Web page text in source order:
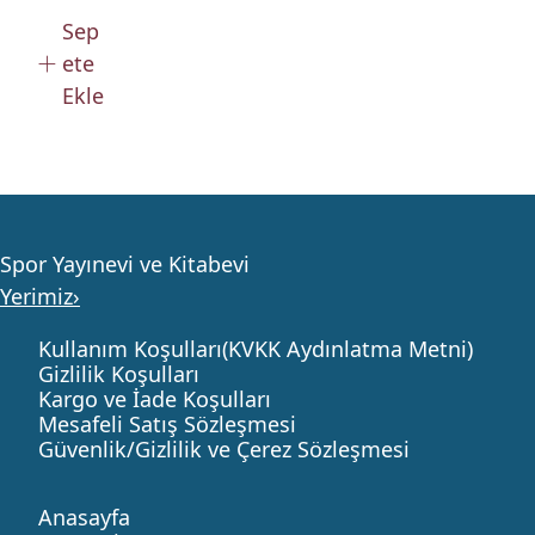
Sep
ete
Ekle
Spor Yayınevi ve Kitabevi
Yerimiz›
Kullanım Koşulları(KVKK Aydınlatma Metni)
Gizlilik Koşulları
Kargo ve İade Koşulları
Mesafeli Satış Sözleşmesi
Güvenlik/Gizlilik ve Çerez Sözleşmesi
Anasayfa